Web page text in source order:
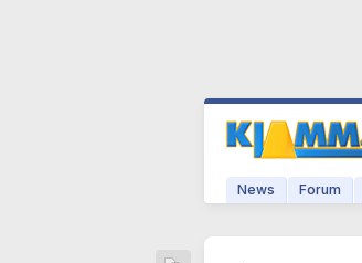
News Forum